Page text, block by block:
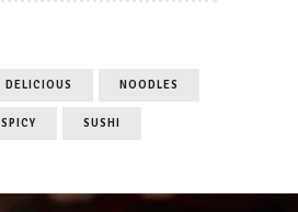
DELICIOUS NOODLES
SPICY SUSHI